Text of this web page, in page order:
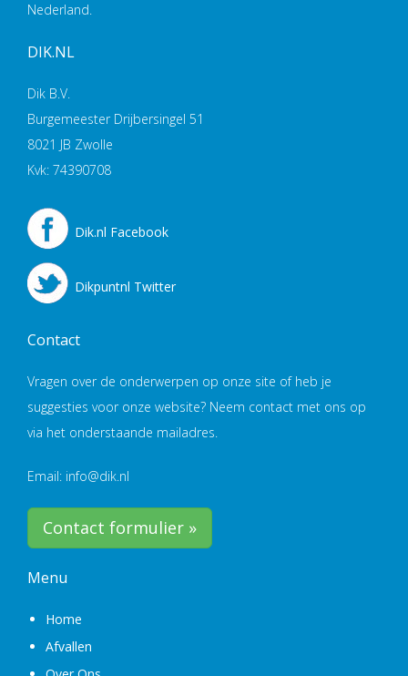
Nederland.
DIK.NL
Dik B.V.
Burgemeester Drijbersingel 51
8021 JB Zwolle
Kvk: 74390708
Dik.nl Facebook
Dikpuntnl Twitter
Contact
Vragen over de onderwerpen op onze site of heb je
suggesties voor onze website? Neem contact met ons op
via het onderstaande mailadres.
Email: info@dik.nl
Contact formulier »
Menu
Home
Afvallen